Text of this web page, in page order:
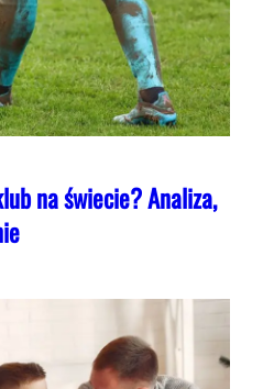
na świecie? Analiza,